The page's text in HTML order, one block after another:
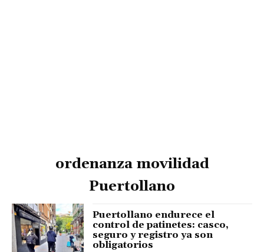
ordenanza movilidad
Puertollano
Puertollano endurece el
control de patinetes: casco,
seguro y registro ya son
obligatorios